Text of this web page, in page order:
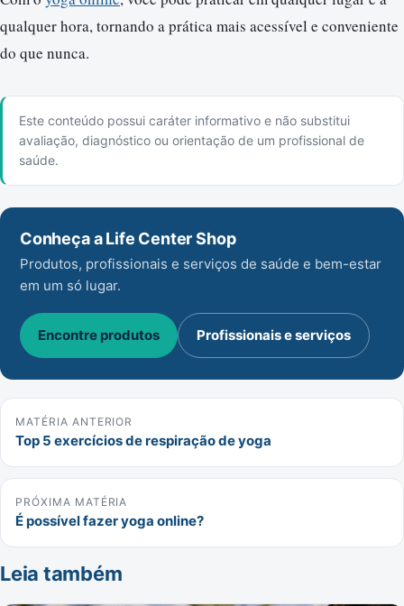
qualquer hora, tornando a prática mais acessível e conveniente
do que nunca.
Este conteúdo possui caráter informativo e não substitui
avaliação, diagnóstico ou orientação de um profissional de
saúde.
Conheça a Life Center Shop
Produtos, profissionais e serviços de saúde e bem-estar
em um só lugar.
Encontre produtos Profissionais e serviços
MATÉRIA ANTERIOR
Top 5 exercícios de respiração de yoga
PRÓXIMA MATÉRIA
É possível fazer yoga online?
Leia também